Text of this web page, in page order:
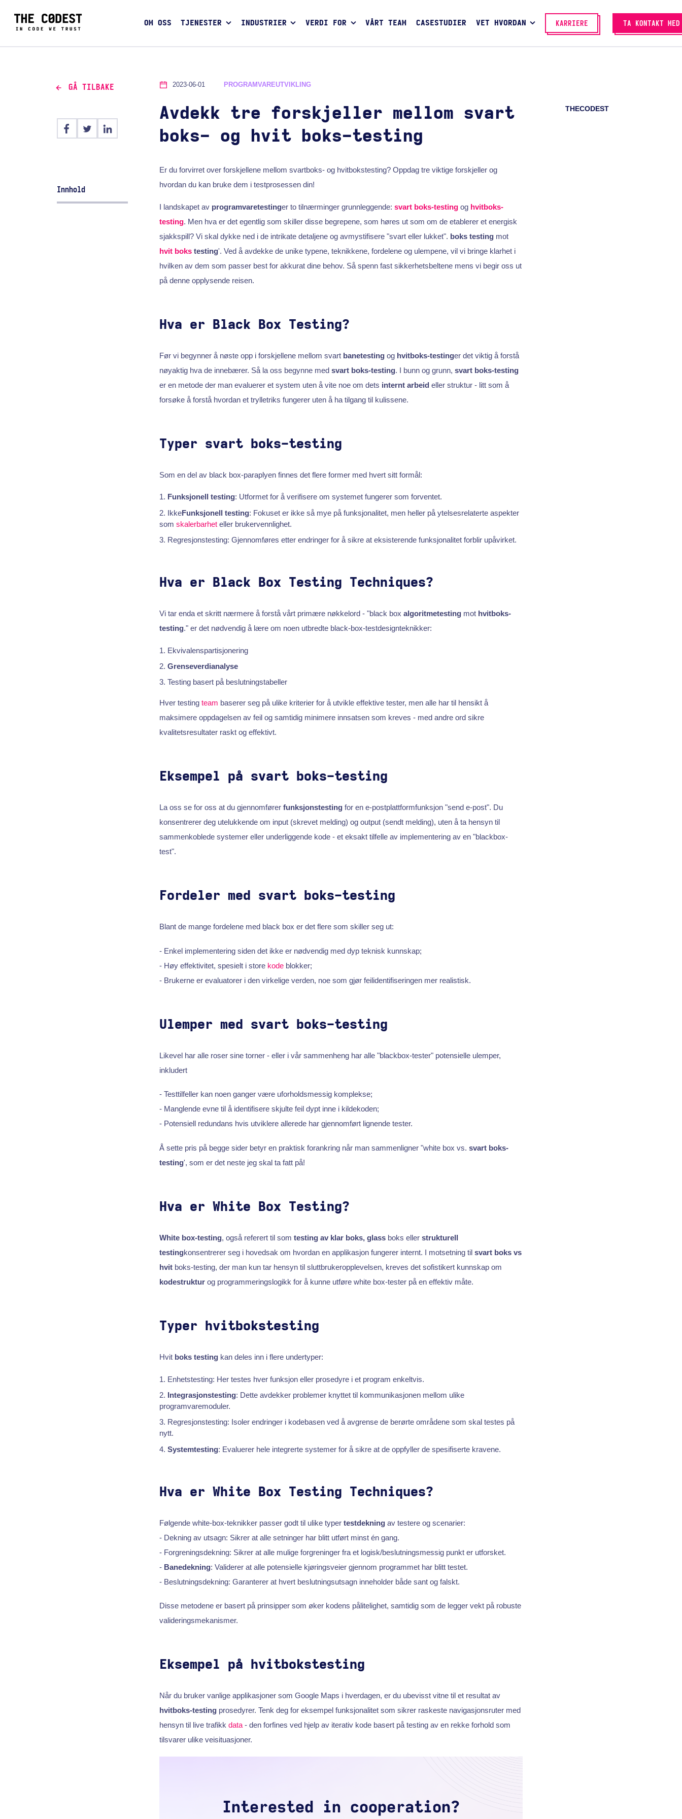
OM OSS TJENESTER INDUSTRIER VERDI FOR VÅRT TEAM CASESTUDIER VET HVORDAN KARRIERE TA KONTAKT MED
GÅ TILBAKE
Innhold
2023-06-01 PROGRAMVAREUTVIKLING
Avdekk tre forskjeller mellom svart
boks- og hvit boks-testing
THECODEST
Er du forvirret over forskjellene mellom svartboks- og hvitbokstesting? Oppdag tre viktige forskjeller og
hvordan du kan bruke dem i testprosessen din!
I landskapet av programvaretestinger to tilnærminger grunnleggende: svart boks-testingog hvitboks-
testing. Men hva er det egentlig som skiller disse begrepene, som høres ut som om de etablerer et energisk
sjakkspill? Vi skal dykke ned i de intrikate detaljene og avmystifisere "svart eller lukket". boks testingmot
hvit bokstesting'. Ved å avdekke de unike typene, teknikkene, fordelene og ulempene, vil vi bringe klarhet i
hvilken av dem som passer best for akkurat dine behov. Så spenn fast sikkerhetsbeltene mens vi begir oss ut
på denne opplysende reisen.
Hva er Black Box Testing?
Før vi begynner å nøste opp i forskjellene mellom svart banetestingog hvitboks-testinger det viktig å forstå
nøyaktig hva de innebærer. Så la oss begynne med svart boks-testing. I bunn og grunn, svart boks-testing
er en metode der man evaluerer et system uten å vite noe om dets internt arbeid eller struktur - litt som å
forsøke å forstå hvordan et trylletriks fungerer uten å ha tilgang til kulissene.
Typer svart boks-testing
Som en del av black box-paraplyen finnes det flere former med hvert sitt formål:
Funksjonell testing: Utformet for å verifisere om systemet fungerer som forventet.
IkkeFunksjonell testing: Fokuset er ikke så mye på funksjonalitet, men heller på ytelsesrelaterte aspekter
som skalerbarheteller brukervennlighet.
Regresjonstesting: Gjennomføres etter endringer for å sikre at eksisterende funksjonalitet forblir upåvirket.
Hva er Black Box Testing Techniques?
Vi tar enda et skritt nærmere å forstå vårt primære nøkkelord - "black box algoritmetestingmot hvitboks-
testing." er det nødvendig å lære om noen utbredte black-box-testdesignteknikker:
Ekvivalenspartisjonering
Grenseverdianalyse
Testing basert på beslutningstabeller
Hver testing team baserer seg på ulike kriterier for å utvikle effektive tester, men alle har til hensikt å
maksimere oppdagelsen av feil og samtidig minimere innsatsen som kreves - med andre ord sikre
kvalitetsresultater raskt og effektivt.
Eksempel på svart boks-testing
La oss se for oss at du gjennomfører funksjonstestingfor en e-postplattformfunksjon "send e-post". Du
konsentrerer deg utelukkende om input (skrevet melding) og output (sendt melding), uten å ta hensyn til
sammenkoblede systemer eller underliggende kode - et eksakt tilfelle av implementering av en "blackbox-
test".
Fordeler med svart boks-testing
Blant de mange fordelene med black box er det flere som skiller seg ut:
- Enkel implementering siden det ikke er nødvendig med dyp teknisk kunnskap;
- Høy effektivitet, spesielt i store kodeblokker;
- Brukerne er evaluatorer i den virkelige verden, noe som gjør feilidentifiseringen mer realistisk.
Ulemper med svart boks-testing
Likevel har alle roser sine torner - eller i vår sammenheng har alle "blackbox-tester" potensielle ulemper,
inkludert
- Testtilfeller kan noen ganger være uforholdsmessig komplekse;
- Manglende evne til å identifisere skjulte feil dypt inne i kildekoden;
- Potensiell redundans hvis utviklere allerede har gjennomført lignende tester.
Å sette pris på begge sider betyr en praktisk forankring når man sammenligner "white box vs. svart boks-
testing', som er det neste jeg skal ta fatt på!
Hva er White Box Testing?
White box-testing, også referert til som testing av klar boks, glassboks eller strukturell
testingkonsentrerer seg i hovedsak om hvordan en applikasjon fungerer internt. I motsetning til svart boks vs
hvitboks-testing, der man kun tar hensyn til sluttbrukeropplevelsen, kreves det sofistikert kunnskap om
kodestrukturog programmeringslogikk for å kunne utføre white box-tester på en effektiv måte.
Typer hvitbokstesting
Hvit boks testingkan deles inn i flere undertyper:
Enhetstesting: Her testes hver funksjon eller prosedyre i et program enkeltvis.
Integrasjonstesting: Dette avdekker problemer knyttet til kommunikasjonen mellom ulike
programvaremoduler.
Regresjonstesting: Isoler endringer i kodebasen ved å avgrense de berørte områdene som skal testes på
nytt.
Systemtesting: Evaluerer hele integrerte systemer for å sikre at de oppfyller de spesifiserte kravene.
Hva er White Box Testing Techniques?
Følgende white-box-teknikker passer godt til ulike typer testdekningav testere og scenarier:
- Dekning av utsagn: Sikrer at alle setninger har blitt utført minst én gang.
- Forgreningsdekning: Sikrer at alle mulige forgreninger fra et logisk/beslutningsmessig punkt er utforsket.
- Banedekning: Validerer at alle potensielle kjøringsveier gjennom programmet har blitt testet.
- Beslutningsdekning: Garanterer at hvert beslutningsutsagn inneholder både sant og falskt.
Disse metodene er basert på prinsipper som øker kodens pålitelighet, samtidig som de legger vekt på robuste
valideringsmekanismer.
Eksempel på hvitbokstesting
Når du bruker vanlige applikasjoner som Google Maps i hverdagen, er du ubevisst vitne til et resultat av
hvitboks-testingprosedyrer. Tenk deg for eksempel funksjonalitet som sikrer raskeste navigasjonsruter med
hensyn til live trafikk data- den forfines ved hjelp av iterativ kode basert på testing av en rekke forhold som
tilsvarer ulike veisituasjoner.